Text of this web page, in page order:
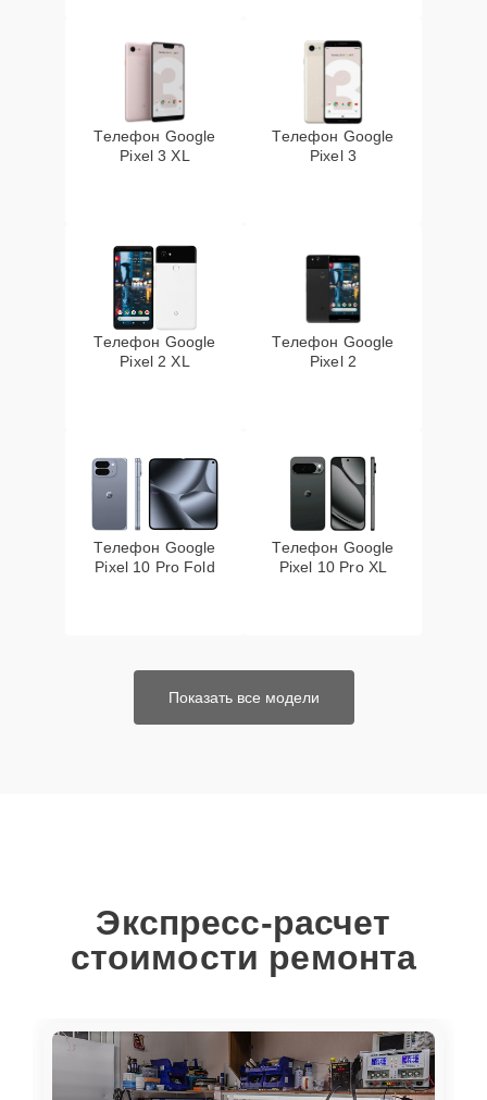
Телефон Google
Pixel 3 XL
Телефон Google
Pixel 3
Телефон Google
Pixel 2 XL
Телефон Google
Pixel 2
Телефон Google
Pixel 10 Pro Fold
Телефон Google
Pixel 10 Pro XL
Показать все модели
Экспресс-расчет
стоимости ремонта